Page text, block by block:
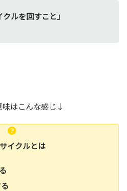
クルを回すこと」
味はこんな感じ↓
イクルとは